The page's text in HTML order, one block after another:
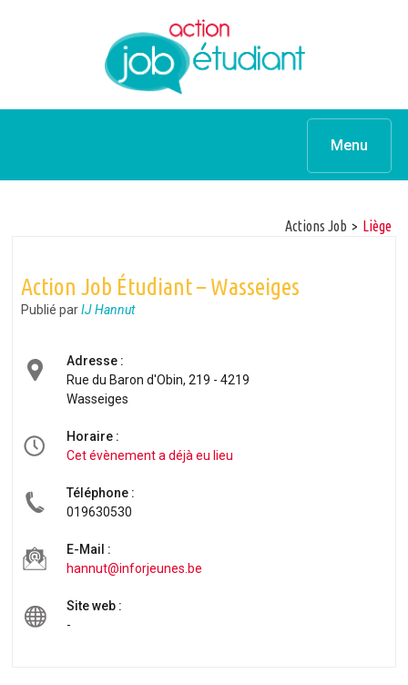
Menu
Actions Job > Liège
Action Job Étudiant – Wasseiges
Publié par IJ Hannut
Adresse :
Rue du Baron d'Obin, 219 - 4219
Wasseiges
Horaire :
Cet évènement a déjà eu lieu
Téléphone :
019630530
E-Mail :
hannut@inforjeunes.be
Site web :
-